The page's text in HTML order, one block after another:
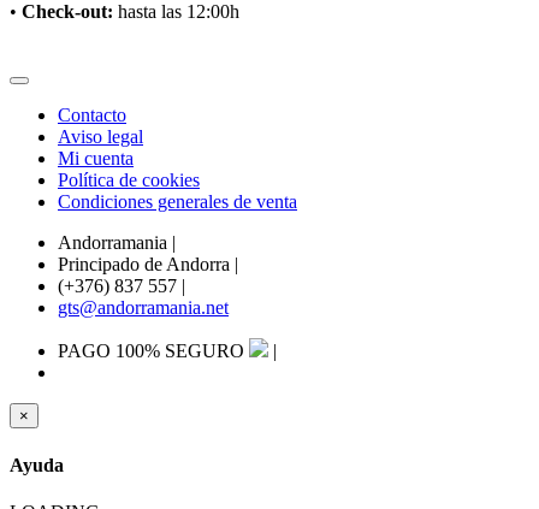
• Check-out: hasta las 12:00h
Contacto
Aviso legal
Mi cuenta
Política de cookies
Condiciones generales de venta
Andorramania |
Principado de Andorra |
(+376) 837 557 |
gts@andorramania.net
PAGO 100% SEGURO |
×
Ayuda